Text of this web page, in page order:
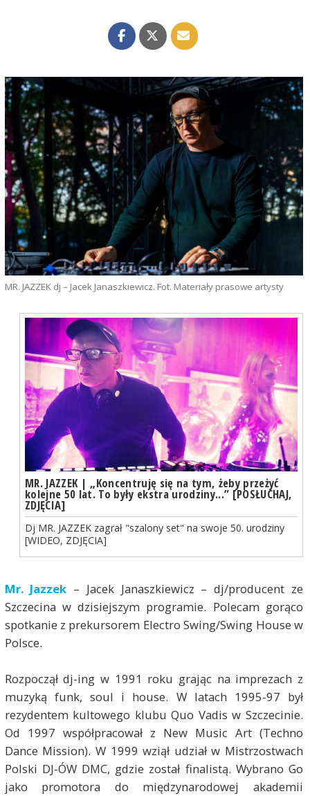
MR. JAZZEK dj – Jacek Janaszkiewicz. Fot. Materiały prasowe artysty
MR. JAZZEK | „Koncentruję się na tym, żeby przeżyć
kolejne 50 lat. To były ekstra urodziny...” [POSŁUCHAJ,
ZDJĘCIA]
Dj MR. JAZZEK zagrał "szalony set" na swoje 50. urodziny
[WIDEO, ZDJĘCIA]
Mr. Jazzek – Jacek Janaszkiewicz – dj/producent ze
Szczecina w dzisiejszym programie. Polecam gorąco
spotkanie z prekursorem Electro Swing/Swing House w
Polsce.
Rozpoczął dj-ing w 1991 roku grając na imprezach z
muzyką funk, soul i house. W latach 1995-97 był
rezydentem kultowego klubu Quo Vadis w Szczecinie.
Od 1997 współpracował z New Music Art (Techno
Dance Mission). W 1999 wziął udział w Mistrzostwach
Polski DJ-ÓW DMC, gdzie został finalistą. Wybrano Go
jako promotora do międzynarodowej akademii